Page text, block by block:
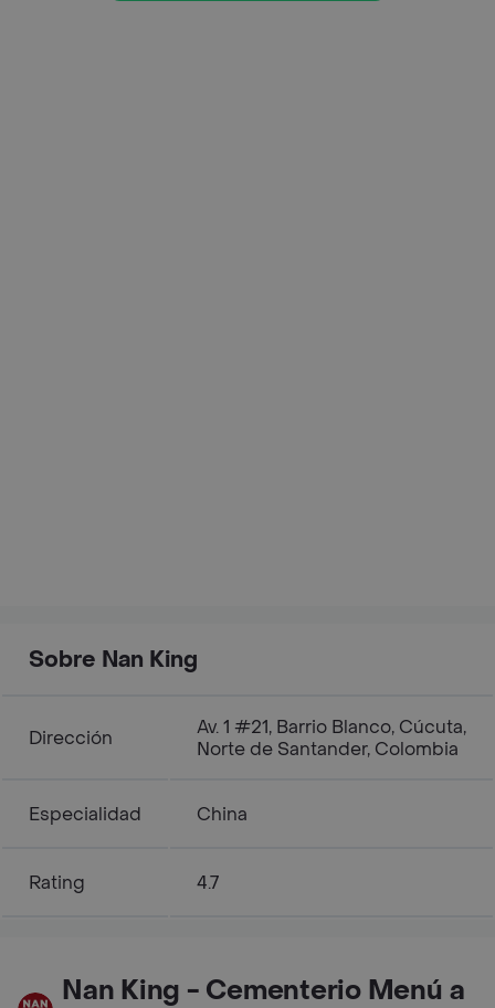
Sobre Nan King
Dirección
Av. 1 #21, Barrio Blanco, Cúcuta,
Norte de Santander, Colombia
Especialidad China
Rating 4.7
Nan King - Cementerio Menú a